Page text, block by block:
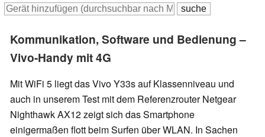
Kommunikation, Software und Bedienung –
Vivo-Handy mit 4G
Mit WiFi 5 liegt das Vivo Y33s auf Klassenniveau und
auch in unserem Test mit dem Referenzrouter Netgear
Nighthawk AX12 zeigt sich das Smartphone
einigermaßen flott beim Surfen über WLAN. In Sachen